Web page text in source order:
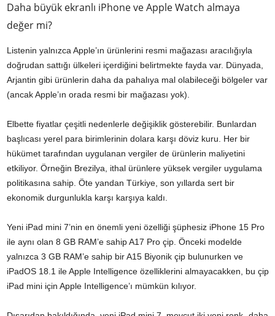
Daha büyük ekranlı iPhone ve Apple Watch almaya
değer mi?
Listenin yalnızca Apple’ın ürünlerini resmi mağazası aracılığıyla
doğrudan sattığı ülkeleri içerdiğini belirtmekte fayda var. Dünyada,
Arjantin gibi ürünlerin daha da pahalıya mal olabileceği bölgeler var
(ancak Apple’ın orada resmi bir mağazası yok).
Elbette fiyatlar çeşitli nedenlerle değişiklik gösterebilir. Bunlardan
başlıcası yerel para birimlerinin dolara karşı döviz kuru. Her bir
hükümet tarafından uygulanan vergiler de ürünlerin maliyetini
etkiliyor. Örneğin Brezilya, ithal ürünlere yüksek vergiler uygulama
politikasına sahip. Öte yandan Türkiye, son yıllarda sert bir
ekonomik durgunlukla karşı karşıya kaldı.
Yeni iPad mini 7’nin en önemli yeni özelliği şüphesiz iPhone 15 Pro
ile aynı olan 8 GB RAM’e sahip A17 Pro çip. Önceki modelde
yalnızca 3 GB RAM’e sahip bir A15 Biyonik çip bulunurken ve
iPadOS 18.1 ile Apple Intelligence özelliklerini almayacakken, bu çip
iPad mini için Apple Intelligence’ı mümkün kılıyor.